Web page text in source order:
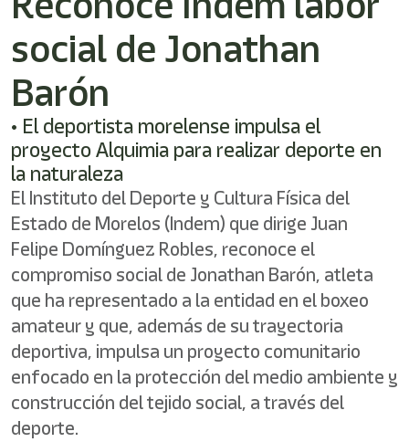
Este
directo
lector
de
pantalla
para
ayudarle
navegar
interactuar
con
contenido.
social de Jonathan
Barón
• El deportista morelense impulsa el
proyecto Alquimia para realizar deporte en
la naturaleza
El Instituto del Deporte y Cultura Física del
Estado de Morelos (Indem) que dirige Juan
Felipe Domínguez Robles, reconoce el
compromiso social de Jonathan Barón, atleta
que ha representado a la entidad en el boxeo
amateur y que, además de su trayectoria
deportiva, impulsa un proyecto comunitario
enfocado en la protección del medio ambiente y
construcción del tejido social, a través del
deporte.